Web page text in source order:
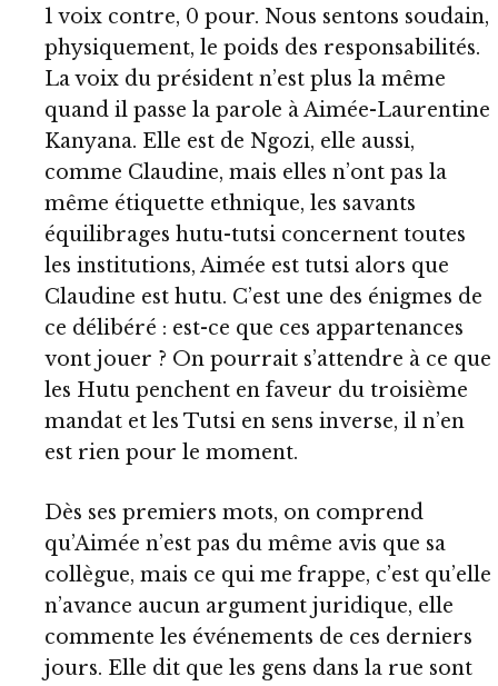
1 voix contre, 0 pour. Nous sentons soudain,
physiquement, le poids des responsabilités.
La voix du président n’est plus la même
quand il passe la parole à Aimée-Laurentine
Kanyana. Elle est de Ngozi, elle aussi,
comme Claudine, mais elles n’ont pas la
même étiquette ethnique, les savants
équilibrages hutu-tutsi concernent toutes
les institutions, Aimée est tutsi alors que
Claudine est hutu. C’est une des énigmes de
ce délibéré : est-ce que ces appartenances
vont jouer ? On pourrait s’attendre à ce que
les Hutu penchent en faveur du troisième
mandat et les Tutsi en sens inverse, il n’en
est rien pour le moment.
Dès ses premiers mots, on comprend
qu’Aimée n’est pas du même avis que sa
collègue, mais ce qui me frappe, c’est qu’elle
n’avance aucun argument juridique, elle
commente les événements de ces derniers
jours. Elle dit que les gens dans la rue sont